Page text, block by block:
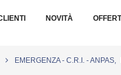
NOVITÀ
EMERGENZA - C.R.I. - ANPAS